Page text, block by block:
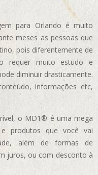
para Orlando é muito
meses as pessoas que
pois diferentemente de
requer muito estudo e
diminuir drasticamente.
informações etc,
o MD1® é uma mega
produtos que você vai
além de formas de
juros, ou com desconto à